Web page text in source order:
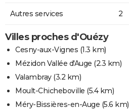
Autres services 2
Villes proches d'Ouézy
Cesny-aux-Vignes (1.3 km)
Mézidon Vallée d'Auge (2.3 km)
Valambray(3.2 km)
Moult-Chicheboville (5.4 km)
Méry-Bissières-en-Auge (5.6 km)